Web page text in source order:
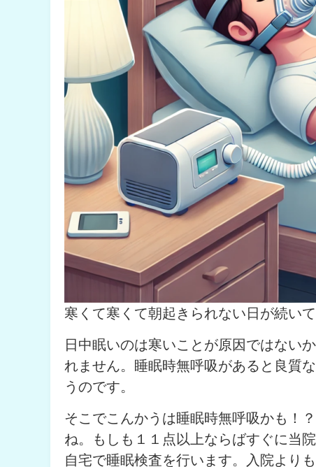
寒くて寒くて朝起きられない日が続い
日中眠いのは寒いことが原因ではない
れません。睡眠時無呼吸があると良質
うのです。
そこでこんかうは睡眠時無呼吸かも！
ね。もしも１１点以上ならばすぐに当
自宅で睡眠検査を行います。入院より